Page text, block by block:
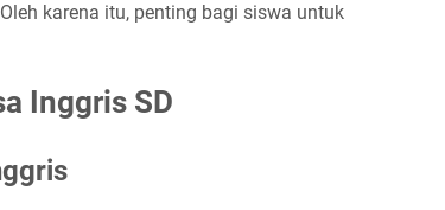
karena itu, penting bagi siswa untuk
Inggris SD